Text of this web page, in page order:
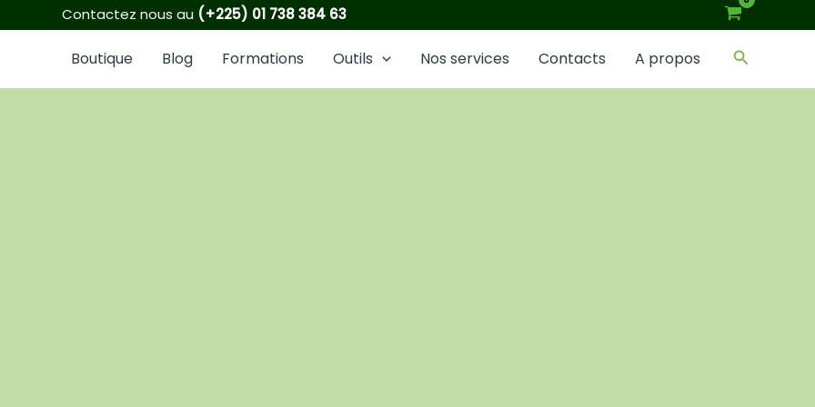
Contactez nous au (+225) 01 738 384 63
Boutique Blog Formations Outils Nos services Contacts A propos
8
produits
6
produits
2
produits
21
produits
6
produits
1
produit
5
produits
16
produits
3
produits